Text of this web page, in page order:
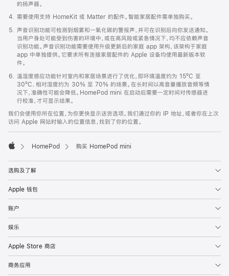
的扬声器。
需要使用支持 HomeKit 或 Matter 的配件。智能家居配件需单独购买。
声音识别功能可检测到烟雾和一氧化碳的警报声，并可在识别后向你发送通知。
当用户身处可能受到伤害的环境中，或在高风险或紧急情况下，均不应依赖声音
识别功能。声音识别功能需要使用升级更新后的家庭 app 架构，该架构于家庭
app 中单独提供。它要求所有连接家居配件的 Apple 设备均使用最新版本软
件。
温湿度感应功能针对室内和家居场景进行了优化，即环境温度约为 15ºC 至
30ºC、相对湿度约为 30% 至 70% 的场景。在长时间以高音量播放音频等情
况下，准确性可能会降低。HomePod mini 在启动后需要一定时间对传感器进
行校准，才可显示结果。
我们会使用你所在位置，为你更快显示送货选项。我们通过你的 IP 地址，或者你在上次
访问 Apple 网站时输入的位置信息，找到了你的位置。
HomePod 购买 HomePod mini
选购及了解
Apple 钱包
账户
娱乐
Apple Store 商店
商务应用